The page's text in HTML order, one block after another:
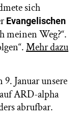
sich
Evangelischen
meinen Weg?“.
Mehr dazu
Januar unsere
auf ARD-alpha
abrufbar.